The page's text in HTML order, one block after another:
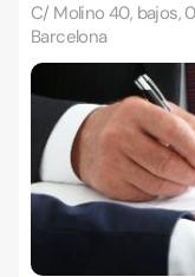
C/ Molino 40, bajos,
Barcelona